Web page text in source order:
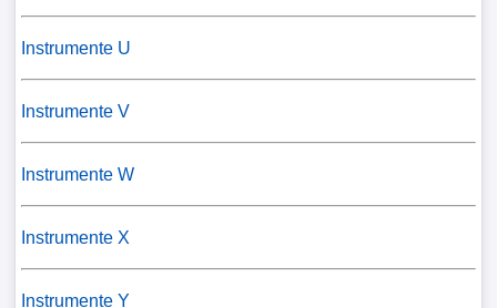
Instrumente U
Instrumente V
Instrumente W
Instrumente X
Instrumente Y